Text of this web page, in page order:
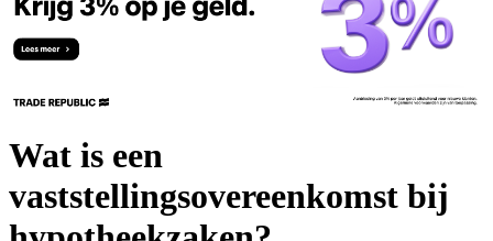
Wat is een
vaststellingsovereenkomst bij